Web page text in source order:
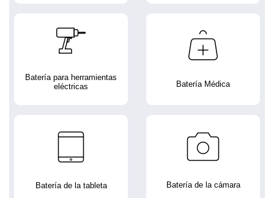
Batería para herramientas
eléctricas
Batería Médica
Batería de la tableta Batería de la cámara